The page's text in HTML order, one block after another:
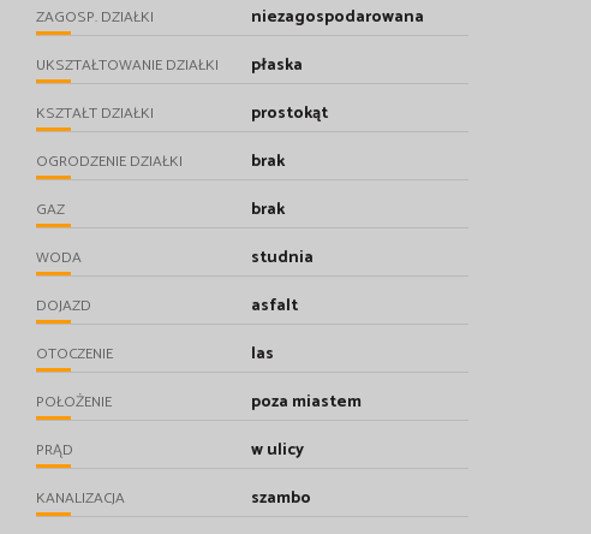
ZAGOSP. DZIAŁKI niezagospodarowana
UKSZTAŁTOWANIE DZIAŁKI płaska
KSZTAŁT DZIAŁKI prostokąt
OGRODZENIE DZIAŁKI brak
GAZ brak
WODA studnia
DOJAZD asfalt
OTOCZENIE las
POŁOŻENIE poza miastem
PRĄD w ulicy
KANALIZACJA szambo